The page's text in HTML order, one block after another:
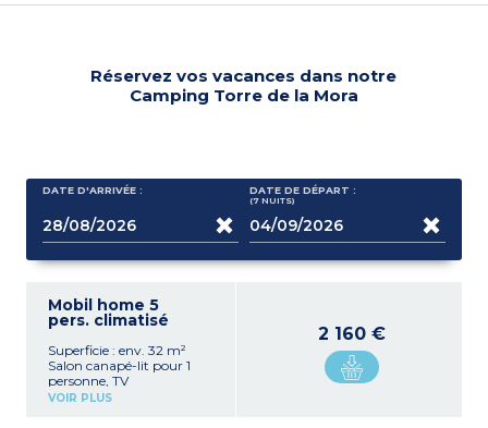
Réservez vos vacances dans notre
Camping Torre de la Mora
DATE D'ARRIVÉE : DATE DE DÉPART :
(7 NUITS)
Mobil home 5
pers. climatisé
Superficie : env. 32 m²
Salon canapé-lit pour 1
personne, TV
Cuisine équipée avec
VOIR PLUS
2 160 €